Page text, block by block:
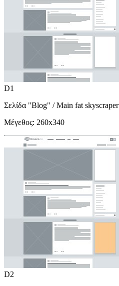
D1
Σελίδα "Blog" / Main fat skyscraper
Μέγεθος: 260x340
D2